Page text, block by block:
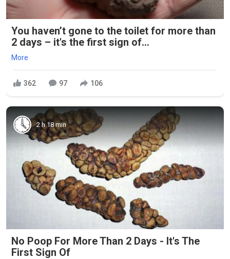
You haven’t gone to the toilet for more than
2 days – it's the first sign of...
More
362 97 106
2 h 18 min
No Poop For More Than 2 Days - It's The
First Sign Of